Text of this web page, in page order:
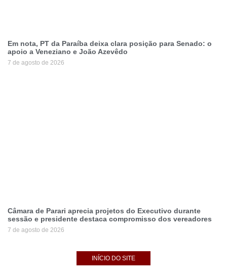
Em nota, PT da Paraíba deixa clara posição para Senado: o
apoio a Veneziano e João Azevêdo
7 de agosto de 2026
Câmara de Parari aprecia projetos do Executivo durante
sessão e presidente destaca compromisso dos vereadores
7 de agosto de 2026
INÍCIO DO SITE